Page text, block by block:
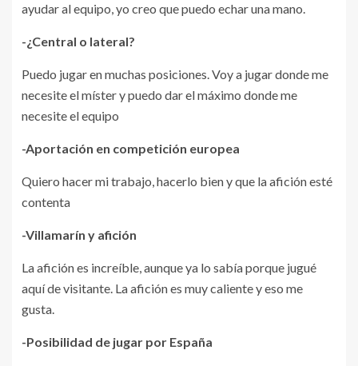
ayudar al equipo, yo creo que puedo echar una mano.
-¿Central o lateral?
Puedo jugar en muchas posiciones. Voy a jugar donde me
necesite el míster y puedo dar el máximo donde me
necesite el equipo
-Aportación en competición europea
Quiero hacer mi trabajo, hacerlo bien y que la afición esté
contenta
-Villamarín y afición
La afición es increíble, aunque ya lo sabía porque jugué
aquí de visitante. La afición es muy caliente y eso me
gusta.
-Posibilidad de jugar por España